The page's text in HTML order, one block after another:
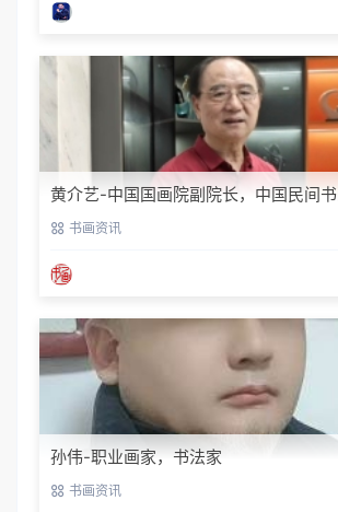
黄介艺-中国国画院副院长，中国民间
席 书画资讯
孙伟-职业画家，书法家
书画资讯